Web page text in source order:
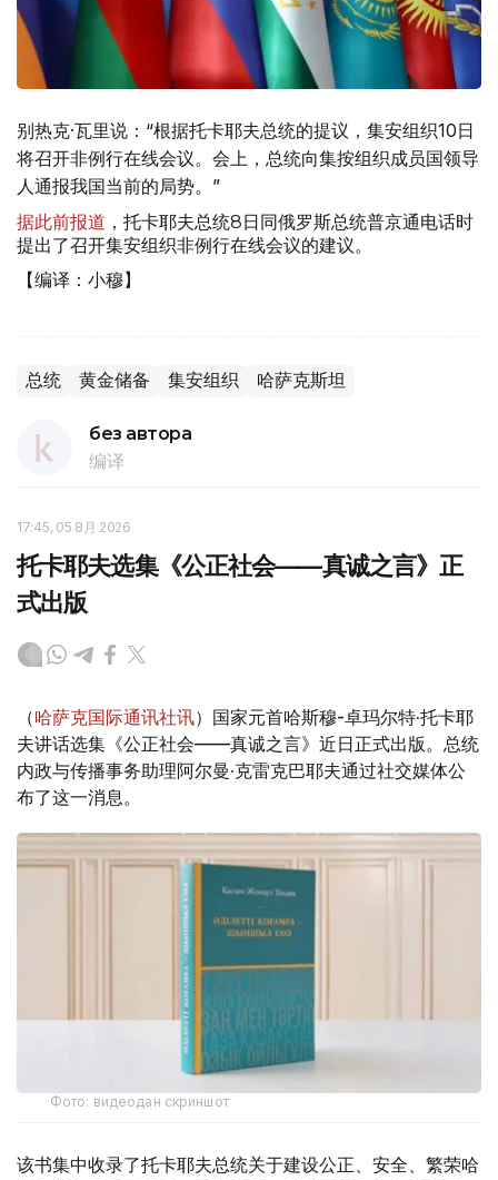
别热克·瓦里说：“根据托卡耶夫总统的提议，集安组织10日
将召开非例行在线会议。会上，总统向集按组织成员国领导
人通报我国当前的局势。”
据此前报道 ，托卡耶夫总统8日同俄罗斯总统普京通电话时
提出了召开集安组织非例行在线会议的建议。
【编译：小穆】
总统 黄金储备 集安组织 哈萨克斯坦
без автора
编译
17:45, 05 8月 2026
托卡耶夫选集《公正社会——真诚之言》正
式出版
（哈萨克国际通讯社讯）国家元首哈斯穆-卓玛尔特·托卡耶
夫讲话选集《公正社会——真诚之言》近日正式出版。总统
内政与传播事务助理阿尔曼·克雷克巴耶夫通过社交媒体公
布了这一消息。
Фото: видеодан скриншот
该书集中收录了托卡耶夫总统关于建设公正、安全、繁荣哈